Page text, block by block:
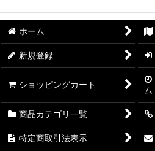
ホーム
新規登録
ショッピングカート
ム
商品カテゴリ一覧
特定商取引法表示